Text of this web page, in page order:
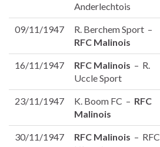
Anderlechtois
09/11/1947
R. Berchem Sport –
RFC Malinois
16/11/1947 RFC Malinois – R.
Uccle Sport
23/11/1947 K. Boom FC – RFC
Malinois
30/11/1947 RFC Malinois – RFC